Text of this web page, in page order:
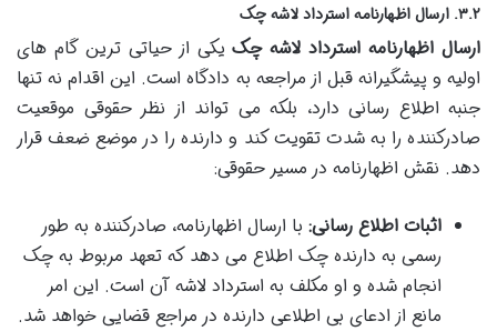
۳.۲. ارسال اظهارنامه استرداد لاشه چک
ارسال اظهارنامه استرداد لاشه چکیکی از حیاتی ترین گام های
اولیه و پیشگیرانه قبل از مراجعه به دادگاه است. این اقدام نه تنها
جنبه اطلاع رسانی دارد، بلکه می تواند از نظر حقوقی موقعیت
صادرکننده را به شدت تقویت کند و دارنده را در موضع ضعف قرار
دهد. نقش اظهارنامه در مسیر حقوقی:
اثبات اطلاع رسانی: با ارسال اظهارنامه، صادرکننده به طور
رسمی به دارنده چک اطلاع می دهد که تعهد مربوط به چک
انجام شده و او مکلف به استرداد لاشه آن است. این امر
مانع از ادعای بی اطلاعی دارنده در مراجع قضایی خواهد شد.